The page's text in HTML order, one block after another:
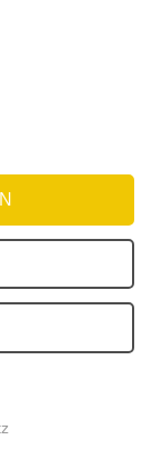
kleine
und auf
„First Party
Dienste die
Fall spricht
auf